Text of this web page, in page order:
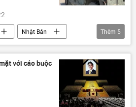
Nhật Bản
Bản Shinzo Abe
IS Chính trị
Thêm 5
với cáo buộc